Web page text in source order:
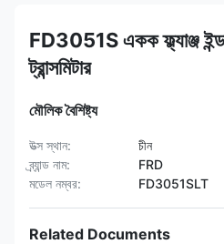
FD3051S একক ফ্ল্যাঞ্জ
ট্রান্সমিটার
মৌলিক বৈশিষ্ট্য
উত্স স্থান:
চীন
ব্র্যান্ড নাম:
FRD
মডেল নম্বর:
FD3051SLT
Related Documents